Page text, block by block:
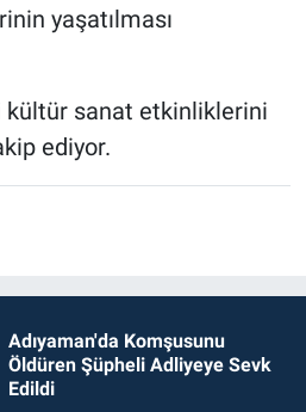
yaşatılması
kültür sanat etkinliklerini
ediyor.
Adıyaman'da Komşusunu
Öldüren Şüpheli Adliyeye Sevk
Edildi